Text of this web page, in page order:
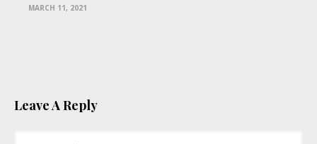
MARCH 11, 2021
Leave A Reply